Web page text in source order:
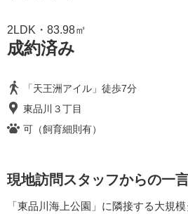
2LDK・83.98㎡
成約済み
「天王洲アイル」徒歩7分
東品川３丁目
可（飼育細則有）
現地訪問スタッフからの一
「東品川海上公園」に隣接する大規